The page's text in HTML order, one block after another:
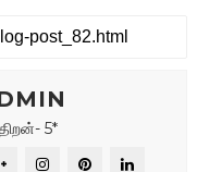
5*